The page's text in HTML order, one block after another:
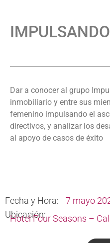
Dar a conocer al grupo
inmobiliario y entre sus
femenino impulsando el
directivos, y analizar los
al apoyo de casos de éxito
Fecha y Hora: 7 mayo
Ubicación:
Hotel Four Seasons –